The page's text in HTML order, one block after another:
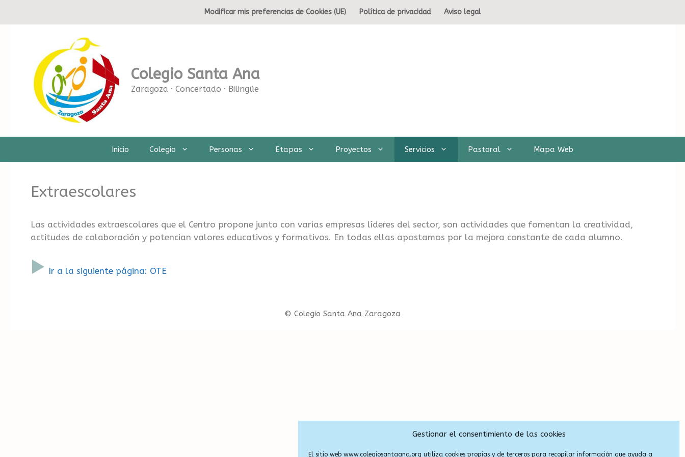
Gestionar el consentimiento de las cookies
El sitio web www.colegiosantaana.org utiliza cookies propias y de terceros para recopilar información que ayuda a
Modificar mis preferencias de Cookies (UE) Política de privacidad Aviso legal
Colegio Santa Ana
Zaragoza · Concertado · Bilingüe
Inicio Colegio Personas Etapas Proyectos Servicios Pastoral Mapa Web
Extraescolares
Las actividades extraescolares que el Centro propone junto con varias empresas líderes del sector, son actividades que fomentan la creatividad,
actitudes de colaboración y potencian valores educativos y formativos. En todas ellas apostamos por la mejora constante de cada alumno.
Ir a la siguiente página: OTE
© Colegio Santa Ana Zaragoza